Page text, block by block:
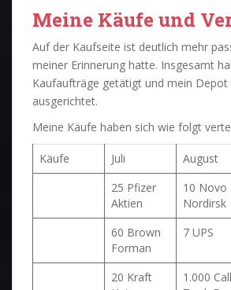
Meine Käufe und
Auf der Kaufseite ist deutlich mehr
meiner Erinnerung hatte. Insgesamt
Kaufaufträge getätigt und mein Depot
ausgerichtet.
Meine Käufe haben sich wie folgt
Käufe Juli August
25 Pfizer
Aktien
10 Novo
Nordirsk
60 Brown
Forman
7 UPS
20 Kraft
1.000 Call